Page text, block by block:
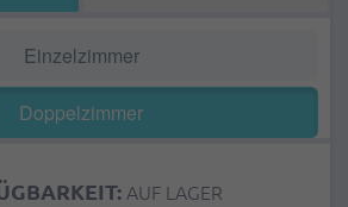
Einzelzimmer
Doppelzimmer
AUF LAGER